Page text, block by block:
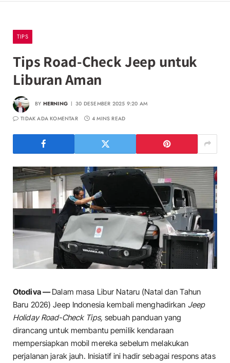
TIPS
Tips Road-Check Jeep untuk
Liburan Aman
BY HERNING
30 DESEMBER 2025 9:20 AM
TIDAK ADA KOMENTAR
4 MINS READ
Otodiva —Dalam masa Libur Nataru (Natal dan Tahun
Baru 2026) Jeep Indonesia kembali menghadirkan Jeep
Holiday Road-Check Tips,sebuah panduan yang
dirancang untuk membantu pemilik kendaraan
mempersiapkan mobil mereka sebelum melakukan
perjalanan jarak jauh. Inisiatif ini hadir sebagai respons atas